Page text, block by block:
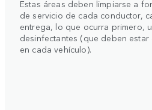
Estas áreas deben limpiarse a
de servicio de cada conductor,
entrega, lo que ocurra primero,
desinfectantes (que deben
en cada vehículo).